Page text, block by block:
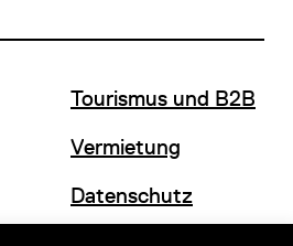
Tourismus und B2B
Vermietung
Datenschutz